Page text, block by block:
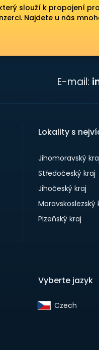
slouží k propojení
Najdete u nás
E-mail:
Lokality s
Jihomoravský
Středočeský kraj
Jihočeský kraj
Moravskoslezský
Plzeňský kraj
Vyberte jazyk
Czech‎